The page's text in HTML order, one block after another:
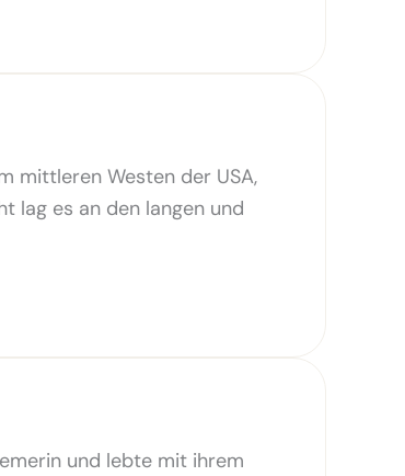
mittleren Westen der USA,
lag es an den langen und
und lebte mit ihrem